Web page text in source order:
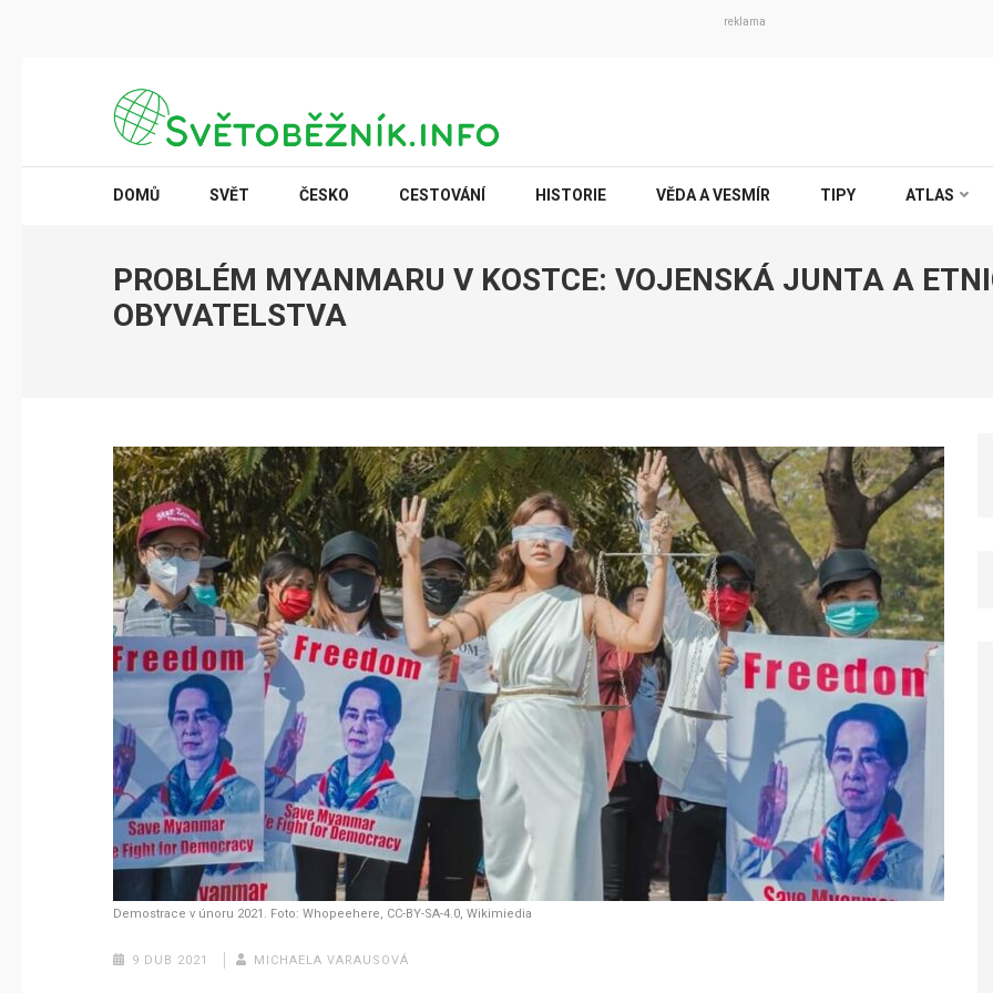
reklama
SVĚTOBĚŽNÍK.INFO
DOMŮ SVĚT ČESKO CESTOVÁNÍ HISTORIE VĚDA A VESMÍR TIPY ATLAS
PROBLÉM MYANMARU V KOSTCE: VOJENSKÁ JUNTA A
OBYVATELSTVA
Demostrace v únoru 2021. Foto: Whopeehere, CC-BY-SA-4.0, Wikimiedia
9 DUB 2021 MICHAELA VARAUSOVÁ